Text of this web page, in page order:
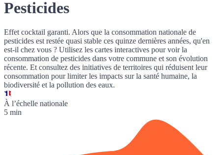
Pesticides
Effet cocktail garanti. Alors que la consommation nationale de
pesticides est restée quasi stable ces quinze dernières années, qu'en
est-il chez vous ? Utilisez les cartes interactives pour voir la
consommation de pesticides dans votre commune et son évolution
récente. Et consultez des initiatives de territoires qui réduisent leur
consommation pour limiter les impacts sur la santé humaine, la
biodiversité et la pollution des eaux.
À l’échelle nationale
5 min